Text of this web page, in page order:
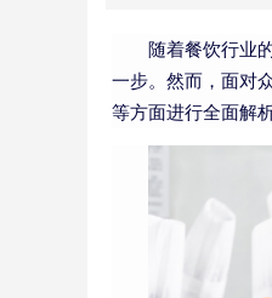
随着餐饮行业
一步。然而，面对
等方面进行全面解